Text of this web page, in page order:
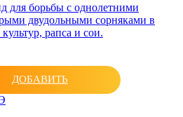
для борьбы с однолетними
двудольными сорняками в
рапса и сои.
ДОБАВИТЬ